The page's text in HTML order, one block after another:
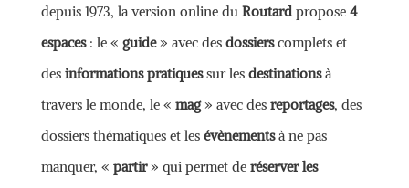
depuis 1973, la version online du Routardpropose 4
espaces: le « guide» avec des dossierscomplets et
des informations pratiquessur les destinationsà
travers le monde, le « mag» avec des reportages, des
dossiers thématiques et les évènementsà ne pas
manquer, « partir» qui permet de réserver les